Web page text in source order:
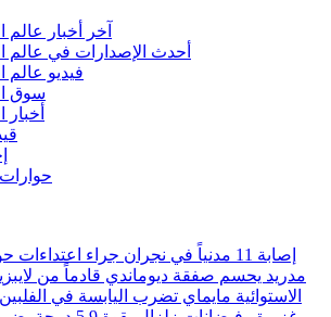
آخر أخبار عالم
أحدث الإصدارات في عالم
فيديو عالم
سوق
حوارات
إصابة 11 مدنياً في نجران جراء اعتداءات حوثية بالمقذوفات
مدريد يحسم صفقة ديوماندي قادماً من لايبزيغ
الاستوائية مايماي تضرب اليابسة في